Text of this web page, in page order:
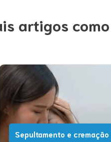
artigos como
Sepultamento e cremação